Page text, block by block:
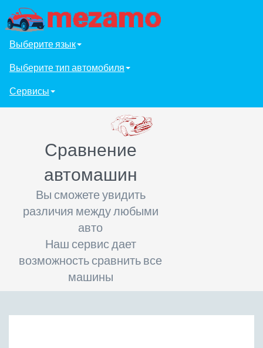
Выберите язык
Выберите тип автомобиля
Сервисы
Сравнение
автомашин
Вы сможете увидить
различия между любыми
авто
Наш сервис дает
возможность сравнить все
машины